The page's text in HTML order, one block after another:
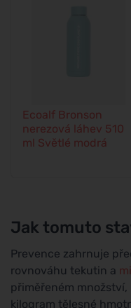
Ecoalf Bronson
nerezová láhev 510
ml Světlé modrá
Jak tomuto
Prevence zahrnuje
rovnováhu tekutin a
přiměřeném
kilogram tělesné